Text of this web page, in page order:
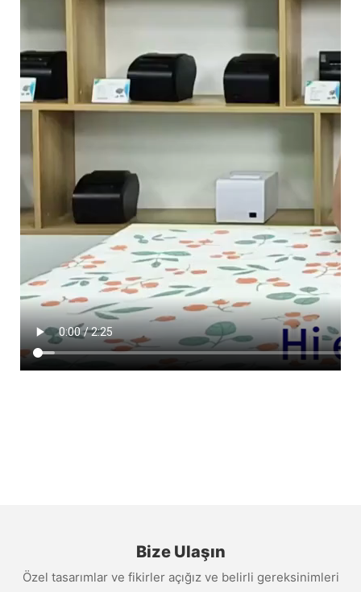
Bize Ulaşın
Özel tasarımlar ve fikirler açığız ve belirli gereksinimleri